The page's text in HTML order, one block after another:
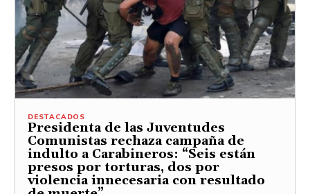
DESTACADOS
Presidenta de las Juventudes
Comunistas rechaza campaña de
indulto a Carabineros: “Seis están
presos por torturas, dos por
violencia innecesaria con resultado